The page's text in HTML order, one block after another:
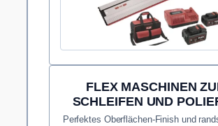
FLEX MASCHINEN
SCHLEIFEN UND
Perfektes Oberflächen-Finish und